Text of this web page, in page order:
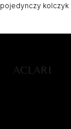
pojedynczy kolczyk
ACLARI